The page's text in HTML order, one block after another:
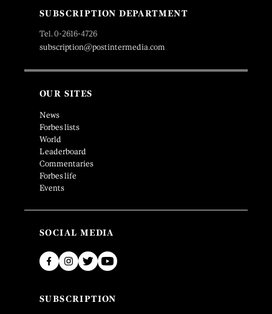
SUBSCRIPTION DEPARTMENT
Tel. 0-2616-4726
subscription@postintermedia.com
OUR SITES
News
Forbes lists
World
Leaderboard
Commentaries
Forbes life
Events
SOCIAL MEDIA
SUBSCRIPTION